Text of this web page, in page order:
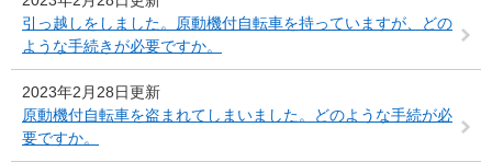
引っ越しをしました。原動機付自転車を持っていますが、どの
ような手続きが必要ですか。
2023年2月28日更新
原動機付自転車を盗まれてしまいました。どのような手続が必
要ですか。